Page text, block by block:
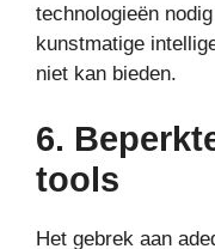
technologieën
kunstmatige
niet kan bieden.
6.
tools
Het gebrek aan